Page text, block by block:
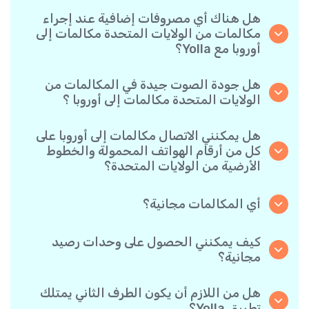
هل هناك أي مصروفات إضافية عند إجراء
مكالمات من الولايات المتحدة مكالمات إلى
أوروبا مع Yolla؟
ببساطته، ما يضمن أنك لن تدفع إلا مقابل الوقت الذي
تحدثته فعليًا. لدون رسوم مخفية أو اشتراك شهري
إجباري أو رسوم إعداد.
هل جودة الصوت جيدة في المكالمات من
الولايات المتحدة مكالمات إلى أوروبا ؟
مما يجعلها تبدو وكأنك تتحدث مع شخص في الجانب
الآخر من المدينة — حتى لو كان في الطرف الآخر من
العالم.
هل يمكنني الاتصال مكالمات إلى أوروبا على
كل من أرقام الهواتف المحمولة والخطوط
الأرضية من الولايات المتحدة؟
محمولة، وحتى القديمة- لذا أنت حر في الاتصال بأي
شخص مكالمات إلى أوروبا.
أي المكالمات مجانية؟
تمامًا طالما كان كلاهما يجريها عبر التطبيق وباتصال
الإنترنت.
كيف يمكنني الحصول على وحدات رصيد
مجانية؟
أحدهم بتثبيت التطبيق باستخدام رابطك الشخصي
وينفذ أول عملية دفع، سيحصل كلاكما على مكافأة
هل من اللازم أن يكون الطرف الثاني يمتلك